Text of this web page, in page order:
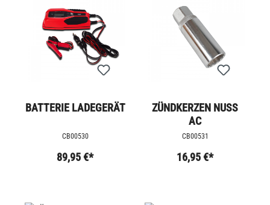
BATTERIE LADEGERÄT
CB00530
89,95 €*
ZÜNDKERZEN NUSS
AC
CB00531
16,95 €*